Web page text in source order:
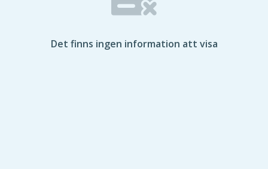
Det finns ingen information att visa